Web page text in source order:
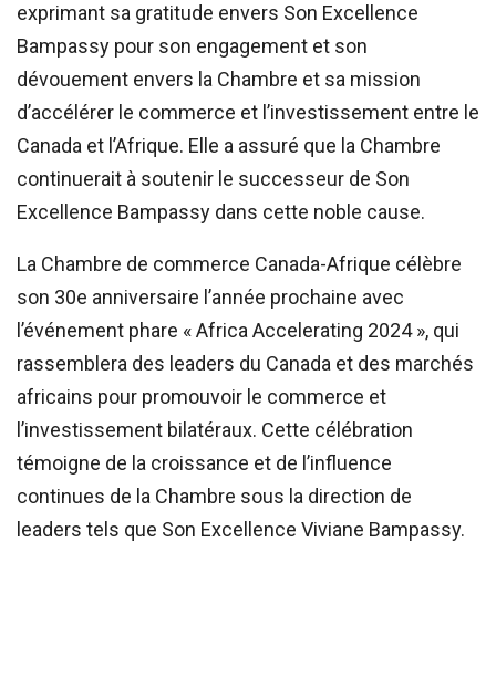
exprimant sa gratitude envers Son Excellence
Bampassy pour son engagement et son
dévouement envers la Chambre et sa mission
d’accélérer le commerce et l’investissement entre le
Canada et l’Afrique. Elle a assuré que la Chambre
continuerait à soutenir le successeur de Son
Excellence Bampassy dans cette noble cause.
La Chambre de commerce Canada-Afrique célèbre
son 30e anniversaire l’année prochaine avec
l’événement phare « Africa Accelerating 2024 », qui
rassemblera des leaders du Canada et des marchés
africains pour promouvoir le commerce et
l’investissement bilatéraux. Cette célébration
témoigne de la croissance et de l’influence
continues de la Chambre sous la direction de
leaders tels que Son Excellence Viviane Bampassy.